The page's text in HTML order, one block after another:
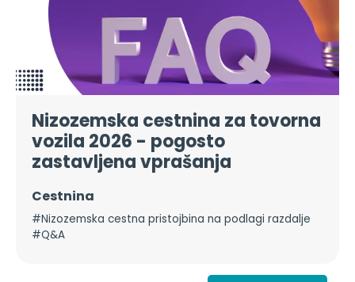
Nizozemska cestnina za tovorna
vozila 2026 - pogosto
zastavljena vprašanja
Cestnina
#Nizozemska cestna pristojbina na podlagi razdalje
#Q&A